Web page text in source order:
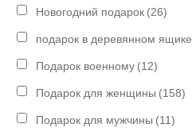
Новогодний подарок (26)
подарок в деревянном ящике
Подарок военному (12)
Подарок для женщины (158)
Подарок для мужчины (11)